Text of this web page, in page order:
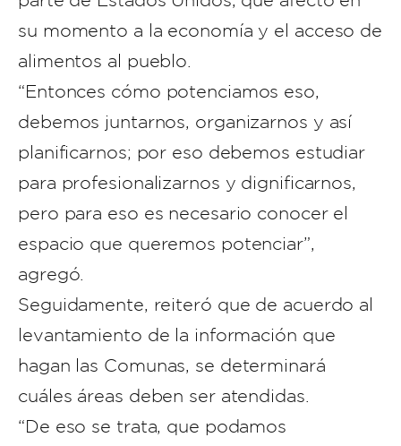
su momento a la economía y el acceso de
alimentos al pueblo.
“Entonces cómo potenciamos eso,
debemos juntarnos, organizarnos y así
planificarnos; por eso debemos estudiar
para profesionalizarnos y dignificarnos,
pero para eso es necesario conocer el
espacio que queremos potenciar”,
agregó.
Seguidamente, reiteró que de acuerdo al
levantamiento de la información que
hagan las Comunas, se determinará
cuáles áreas deben ser atendidas.
“De eso se trata, que podamos